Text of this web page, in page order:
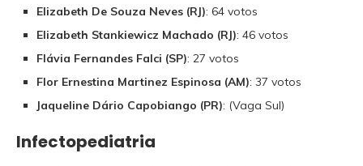
Elizabeth De Souza Neves (RJ): 64 votos
Elizabeth Stankiewicz Machado (RJ): 46 votos
Flávia Fernandes Falci (SP): 27 votos
Flor Ernestina Martinez Espinosa (AM): 37 votos
Jaqueline Dário Capobiango (PR): (Vaga Sul)
Infectopediatria